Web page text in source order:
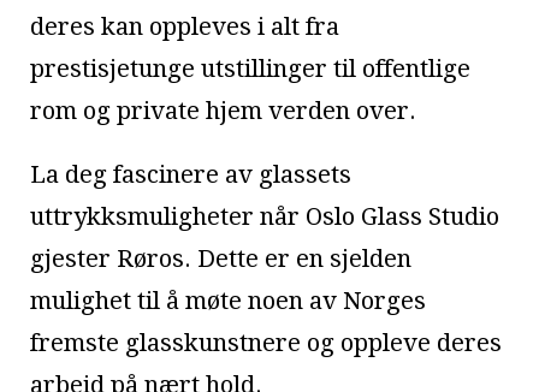
deres kan oppleves i alt fra
prestisjetunge utstillinger til offentlige
rom og private hjem verden over.
La deg fascinere av glassets
uttrykksmuligheter når Oslo Glass Studio
gjester Røros. Dette er en sjelden
mulighet til å møte noen av Norges
fremste glasskunstnere og oppleve deres
arbeid på nært hold.